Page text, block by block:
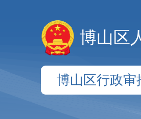
博山区
博山区行政审